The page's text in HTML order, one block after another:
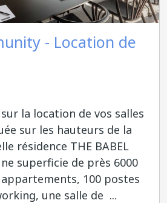
- Location de
la location de vos salles
sur les hauteurs de la
résidence THE BABEL
superficie de près 6000
100 postes
une salle de ...